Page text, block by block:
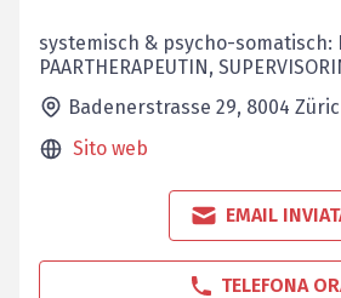
systemisch & psycho-somatisch:
PAARTHERAPEUTIN,
Badenerstrasse 29, 8004
Sito web
EMAIL
TELEFONA